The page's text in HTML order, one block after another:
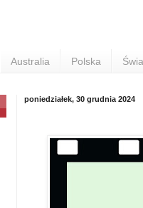
Australia Polska
poniedziałek, 30 grudnia 2024